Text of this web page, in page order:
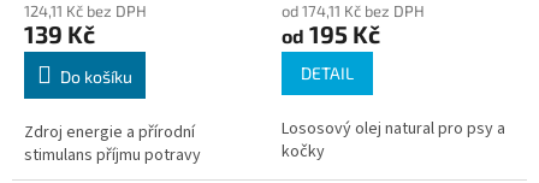
124,11 Kč bez DPH
139 Kč
Do košíku
Zdroj energie a přírodní
stimulans příjmu potravy
od 174,11 Kč bez DPH
od 195 Kč
DETAIL
Lososový olej natural pro psy a
kočky